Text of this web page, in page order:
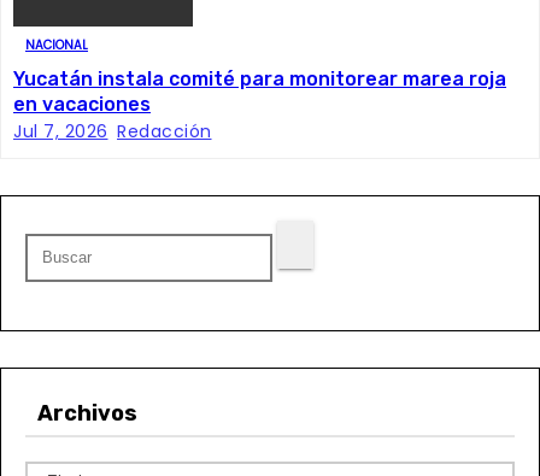
t
r
a
NACIONAL
Yucatán instala comité para monitorear marea roja
en vacaciones
Jul 7, 2026 Redacción
Archivos